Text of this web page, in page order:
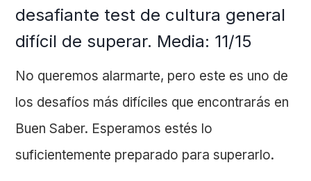
desafiante test de cultura general
difícil de superar. Media: 11/15
No queremos alarmarte, pero este es uno de
los desafíos más difíciles que encontrarás en
Buen Saber. Esperamos estés lo
suficientemente preparado para superarlo.